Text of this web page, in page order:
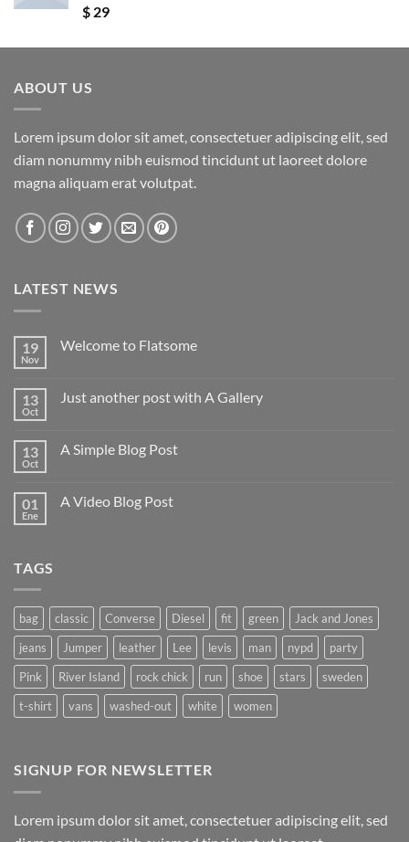
Valorado
con
$ 29
ABOUT US
Lorem ipsum dolor sit amet, consectetuer adipiscing elit, sed
diam nonummy nibh euismod tincidunt ut laoreet dolore
magna aliquam erat volutpat.
LATEST NEWS
19
Nov
Welcome to Flatsome
en
13
Oct
Just another post with A Gallery
en
with
A
13
Oct
A Simple Blog Post
en
01
Ene
A Video Blog Post
TAGS
bag classic Converse Diesel fit green
Jack and Jones
jeans
Jumper leather Lee levis man nypd
party
Pink
River Island rock chick run shoe stars
sweden
t-shirt
vans washed-out white women
SIGNUP FOR NEWSLETTER
Lorem ipsum dolor sit amet, consectetuer adipiscing elit, sed